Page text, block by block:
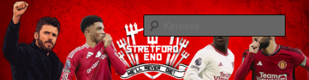
Stretford End
We'll never die